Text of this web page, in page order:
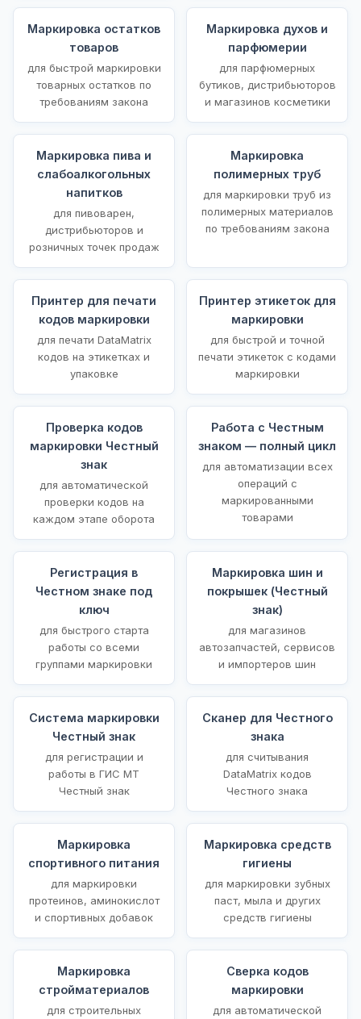
Маркировка остатков
товаров
для быстрой маркировки
товарных остатков по
требованиям закона
Маркировка духов и
парфюмерии
для парфюмерных
бутиков, дистрибьюторов
и магазинов косметики
Маркировка пива и
слабоалкогольных
напитков
для пивоварен,
дистрибьюторов и
розничных точек продаж
Маркировка
полимерных труб
для маркировки труб из
полимерных материалов
по требованиям закона
Принтер для печати
кодов маркировки
для печати DataMatrix
кодов на этикетках и
упаковке
Принтер этикеток для
маркировки
для быстрой и точной
печати этикеток с кодами
маркировки
Проверка кодов
маркировки Честный
знак
для автоматической
проверки кодов на
каждом этапе оборота
Работа с Честным
знаком — полный цикл
для автоматизации всех
операций с
маркированными
товарами
Регистрация в
Честном знаке под
ключ
для быстрого старта
работы со всеми
группами маркировки
Маркировка шин и
покрышек (Честный
знак)
для магазинов
автозапчастей, сервисов
и импортеров шин
Система маркировки
Честный знак
для регистрации и
работы в ГИС МТ
Честный знак
Сканер для Честного
знака
для считывания
DataMatrix кодов
Честного знака
Маркировка
спортивного питания
для маркировки
протеинов, аминокислот
и спортивных добавок
Маркировка средств
гигиены
для маркировки зубных
паст, мыла и других
средств гигиены
Маркировка
стройматериалов
для строительных
Сверка кодов
маркировки
для автоматической